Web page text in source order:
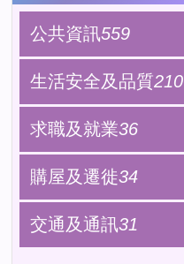
公共資訊559
生活安全及品質210
求職及就業36
購屋及遷徙34
交通及通訊31